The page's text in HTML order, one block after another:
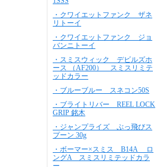
・クワイエットファンク ザネ
リトーイ
・クワイエットファンク ジョ
バンニトーイ
・スミスウィック デビルズホ
ース （AF200） スミスリミテ
ッドカラー
・ブルーブルー スネコン50S
・ブライトリバー REEL LOCK
GRIP 銘木
・ジャンプライズ ぶっ飛びス
プーン 30g
・ボーマー×スミス B14A ロ
ングA スミスリミテッドカラ